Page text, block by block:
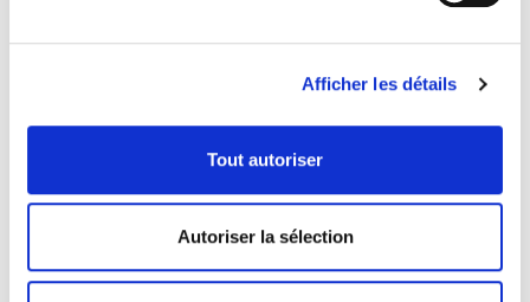
Afficher les détails
Tout autoriser
Autoriser la sélection
COORDONNÉES